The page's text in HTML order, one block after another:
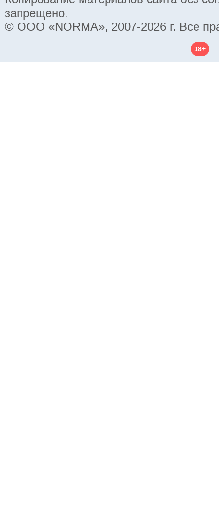
запрещено.
© ООО «NORMA», 2007-2026 г. Все
18+